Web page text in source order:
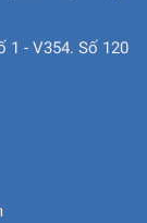
1 - V354. Số 120